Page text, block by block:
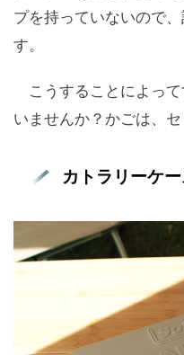
プを持っていないので
す。
こうすることによって
いませんか？かごは、セ
カトラリーケ